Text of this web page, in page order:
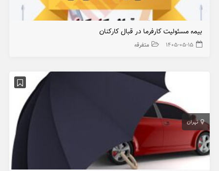
بیمه مسئولیت کارفرما در قبال کارکنان
۱۴۰۵-۰۵-۱۵ متفرقه
تهران